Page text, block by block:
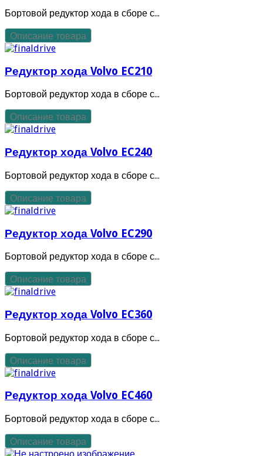
Бортовой редуктор хода в сборе с...
Описание товара
Редуктор хода Volvo EC210
Бортовой редуктор хода в сборе с...
Описание товара
Редуктор хода Volvo EC240
Бортовой редуктор хода в сборе с...
Описание товара
Редуктор хода Volvo EC290
Бортовой редуктор хода в сборе с...
Описание товара
Редуктор хода Volvo EC360
Бортовой редуктор хода в сборе с...
Описание товара
Редуктор хода Volvo EC460
Бортовой редуктор хода в сборе с...
Описание товара